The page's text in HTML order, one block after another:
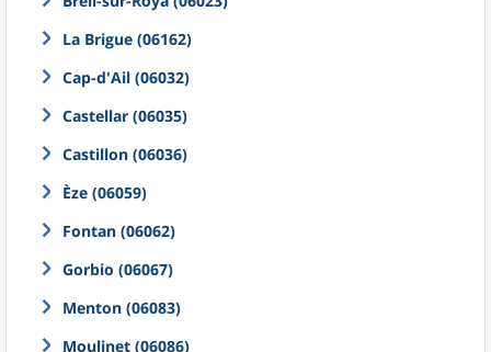
La Brigue (06162)
Cap-d'Ail (06032)
Castellar (06035)
Castillon (06036)
Èze (06059)
Fontan (06062)
Gorbio (06067)
Menton (06083)
Moulinet (06086)